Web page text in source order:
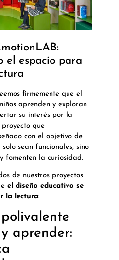
el espacio para
firmemente que el
aprenden y exploran
su interés por la
proyecto que
con el objetivo de
sean funcionales, sino
fomenten la curiosidad.
de nuestros proyectos
el diseño educativo se
la lectura:
aprender: